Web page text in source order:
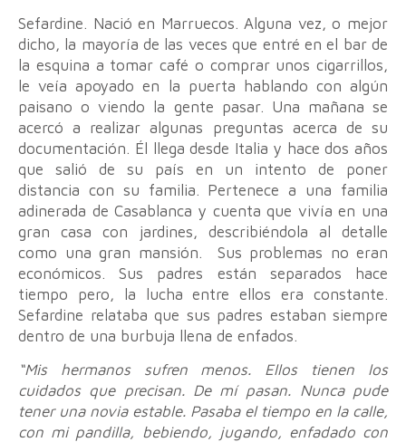
Sefardine. Nació en Marruecos. Alguna vez, o mejor
dicho, la mayoría de las veces que entré en el bar de
la esquina a tomar café o comprar unos cigarrillos,
le veía apoyado en la puerta hablando con algún
paisano o viendo la gente pasar. Una mañana se
acercó a realizar algunas preguntas acerca de su
documentación. Él llega desde Italia y hace dos años
que salió de su país en un intento de poner
distancia con su familia. Pertenece a una familia
adinerada de Casablanca y cuenta que vivía en una
gran casa con jardines, describiéndola al detalle
como una gran mansión. Sus problemas no eran
económicos. Sus padres están separados hace
tiempo pero, la lucha entre ellos era constante.
Sefardine relataba que sus padres estaban siempre
dentro de una burbuja llena de enfados.
“Mis hermanos sufren menos. Ellos tienen los
cuidados que precisan. De mí pasan. Nunca pude
tener una novia estable. Pasaba el tiempo en la calle,
con mi pandilla, bebiendo, jugando, enfadado con